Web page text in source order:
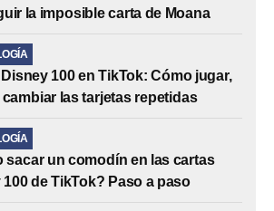
la imposible carta de Moana
100 en TikTok: Cómo jugar,
las tarjetas repetidas
sacar un comodín en las cartas
100 de TikTok? Paso a paso